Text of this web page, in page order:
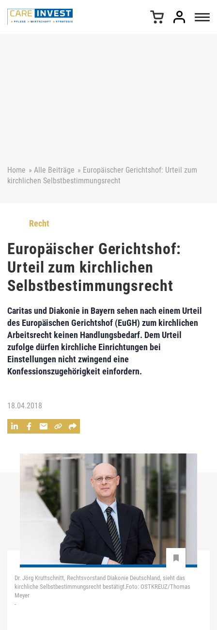
Home » Alle Beiträge » Europäischer Gerichtshof: Urteil zum
kirchlichen Selbstbestimmungsrecht
Recht
Europäischer Gerichtshof:
Urteil zum kirchlichen
Selbstbestimmungsrecht
Caritasund Diakonie in Bayern sehen nach einem Urteil
des Europäischen Gerichtshof (EuGH) zum kirchlichen
Arbeitsrecht keinen Handlungsbedarf. Dem Urteil
zufolge dürfen kirchliche Einrichtungen bei
Einstellungen nicht zwingend eine
Konfessionszugehörigkeit einfordern.
18.04.2018
Dr. Jörg Kruttschnitt, Rechtsvorstand Diakonie Deutschland, sieht das
kirchliche Selbstbestimmungsrecht bestätigt.Foto: OSTKREUZ/Thomas
Meyer
-